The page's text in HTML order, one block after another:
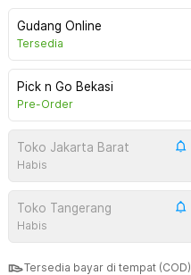
Gudang Online
Tersedia
Pick n Go Bekasi
Pre-Order
Toko Jakarta Barat
Habis
Toko Tangerang
Habis
Tersedia bayar di tempat (COD)